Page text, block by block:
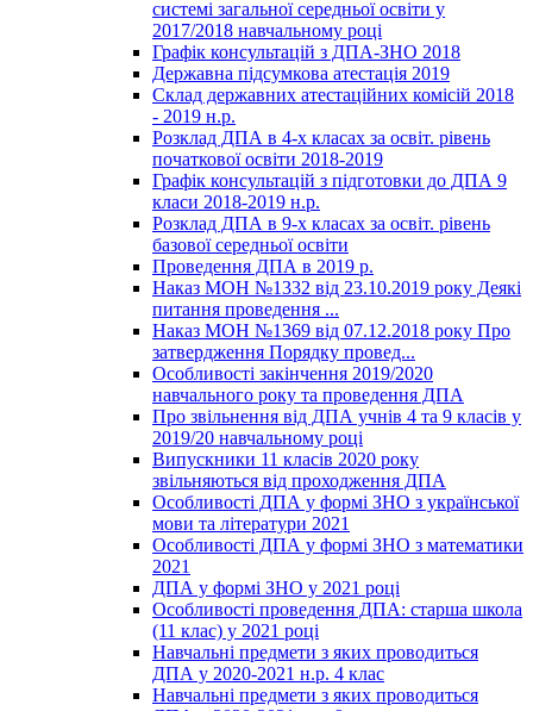
системі загальної середньої освіти у
2017/2018 навчальному році
Графік консультацій з ДПА-ЗНО 2018
Державна підсумкова атестація 2019
Склад державних атестаційних комісій 2018
- 2019 н.р.
Розклад ДПА в 4-х класах за освіт. рівень
початкової освіти 2018-2019
Графік консультацій з підготовки до ДПА 9
класи 2018-2019 н.р.
Розклад ДПА в 9-х класах за освіт. рівень
базової середньої освіти
Проведення ДПА в 2019 р.
Наказ МОН №1332 від 23.10.2019 року Деякі
питання проведення ...
Наказ МОН №1369 від 07.12.2018 року Про
затвердження Порядку провед...
Особливості закінчення 2019/2020
навчального року та проведення ДПА
Про звільнення від ДПА учнів 4 та 9 класів у
2019/20 навчальному році
Випускники 11 класів 2020 року
звільняються від проходження ДПА
Особливості ДПА у формі ЗНО з української
мови та літератури 2021
Особливості ДПА у формі ЗНО з математики
2021
ДПА у формі ЗНО у 2021 році
Особливості проведення ДПА: старша школа
(11 клас) у 2021 році
Навчальні предмети з яких проводиться
ДПА у 2020-2021 н.р. 4 клас
Навчальні предмети з яких проводиться